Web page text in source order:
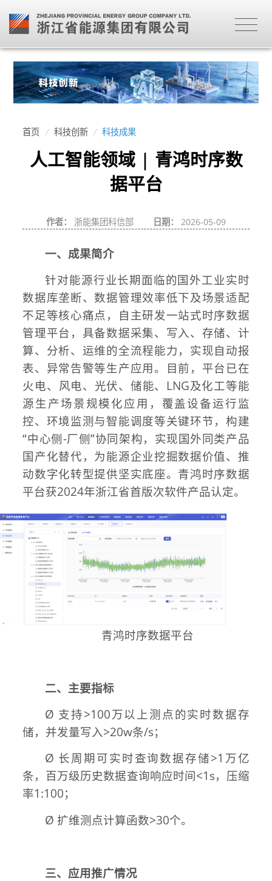
首页 / 科技创新 / 科技成果
人工智能领域 | 青鸿时序数
据平台
作者： 浙能集团科信部 日期： 2026-05-09
一、成果简介
针对能源行业长期面临的国外工业实时
数据库垄断、数据管理效率低下及场景适配
不足等核心痛点，自主研发一站式时序数据
管理平台，具备数据采集、写入、存储、计
算、分析、运维的全流程能力，实现自动报
表、异常告警等生产应用。目前，平台已在
火电、风电、光伏、储能、LNG及化工等能
源生产场景规模化应用，覆盖设备运行监
控、环境监测与智能调度等关键环节，构建
“中心侧-厂侧”协同架构，实现国外同类产品
国产化替代，为能源企业挖掘数据价值、推
动数字化转型提供坚实底座。青鸿时序数据
平台获2024年浙江省首版次软件产品认定。
青鸿时序数据平台
二、主要指标
Ø 支持>100万以上测点的实时数据存
储，并发量写入>20w条/s；
Ø 长周期可实时查询数据存储>1万亿
条，百万级历史数据查询响应时间<1s，压缩
率1:100；
Ø 扩维测点计算函数>30个。
三、应用推广情况